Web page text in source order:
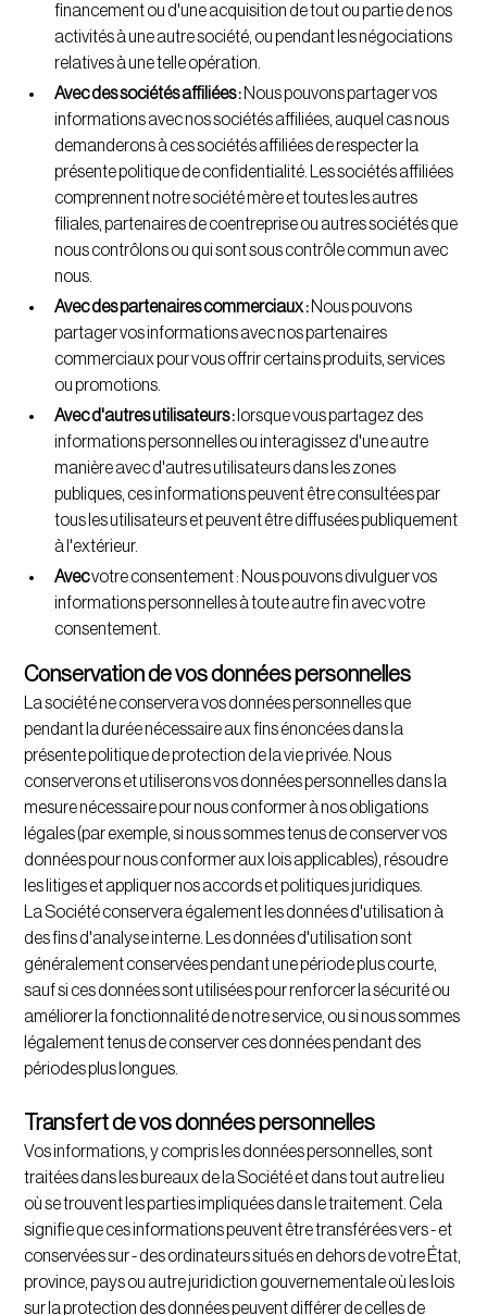
financement ou d'une acquisition de tout ou partie de nos
activités à une autre société, ou pendant les négociations
relatives à une telle opération.
Avec des sociétés affiliées : Nous pouvons partager vos
informations avec nos sociétés affiliées, auquel cas nous
demanderons à ces sociétés affiliées de respecter la
présente politique de confidentialité. Les sociétés affiliées
comprennent notre société mère et toutes les autres
filiales, partenaires de coentreprise ou autres sociétés que
nous contrôlons ou qui sont sous contrôle commun avec
nous.
Avec des partenaires commerciaux : Nous pouvons
partager vos informations avec nos partenaires
commerciaux pour vous offrir certains produits, services
ou promotions.
Avec d'autres utilisateurs : lorsque vous partagez des
informations personnelles ou interagissez d'une autre
manière avec d'autres utilisateurs dans les zones
publiques, ces informations peuvent être consultées par
tous les utilisateurs et peuvent être diffusées publiquement
à l'extérieur.
Avecvotre consentement : Nous pouvons divulguer vos
informations personnelles à toute autre fin avec votre
consentement.
Conservation de vos données personnelles
La société ne conservera vos données personnelles que
pendant la durée nécessaire aux fins énoncées dans la
présente politique de protection de la vie privée. Nous
conserverons et utiliserons vos données personnelles dans la
mesure nécessaire pour nous conformer à nos obligations
légales (par exemple, si nous sommes tenus de conserver vos
données pour nous conformer aux lois applicables), résoudre
les litiges et appliquer nos accords et politiques juridiques.
La Société conservera également les données d'utilisation à
des fins d'analyse interne. Les données d'utilisation sont
généralement conservées pendant une période plus courte,
sauf si ces données sont utilisées pour renforcer la sécurité ou
améliorer la fonctionnalité de notre service, ou si nous sommes
légalement tenus de conserver ces données pendant des
périodes plus longues.
Transfert de vos données personnelles
Vos informations, y compris les données personnelles, sont
traitées dans les bureaux de la Société et dans tout autre lieu
où se trouvent les parties impliquées dans le traitement. Cela
signifie que ces informations peuvent être transférées vers - et
conservées sur - des ordinateurs situés en dehors de votre État,
province, pays ou autre juridiction gouvernementale où les lois
sur la protection des données peuvent différer de celles de